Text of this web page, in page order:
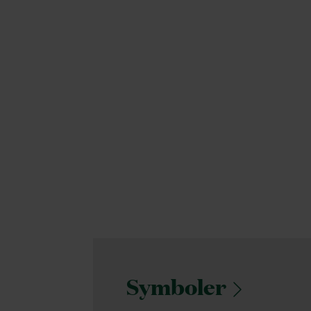
Symboler